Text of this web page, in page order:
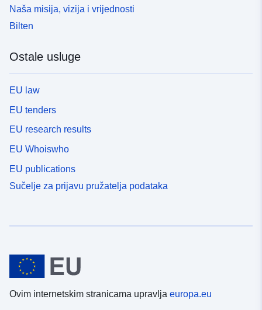
Naša misija, vizija i vrijednosti
Bilten
Ostale usluge
EU law
EU tenders
EU research results
EU Whoiswho
EU publications
Sučelje za prijavu pružatelja podataka
Ovim internetskim stranicama upravlja europa.eu